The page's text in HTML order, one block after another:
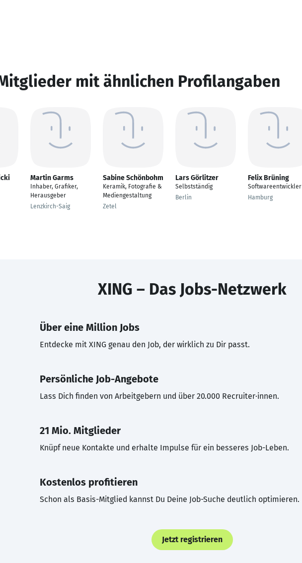
mit ähnlichen Profilangaben
Martin Garms
Inhaber, Grafiker,
Herausgeber
Lenzkirch-Saig
Sabine Schönbohm
Keramik, Fotografie &
Mediengestaltung
Zetel
Lars Görlitzer
Selbstständig
Berlin
Felix Brüning
Softwareentwickler
Hamburg
XING – Das Jobs-Netzwerk
Über eine Million Jobs
Entdecke mit XING genau den Job, der wirklich zu Dir passt.
Persönliche Job-Angebote
Lass Dich finden von Arbeitgebern und über 20.000 Recruiter·innen.
21 Mio. Mitglieder
Knüpf neue Kontakte und erhalte Impulse für ein besseres Job-Leben.
Kostenlos profitieren
Schon als Basis-Mitglied kannst Du Deine Job-Suche deutlich optimieren.
Jetzt registrieren